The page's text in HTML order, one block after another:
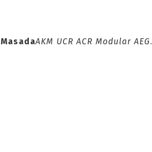
MasadaAKM UCR ACR Modular AEG.